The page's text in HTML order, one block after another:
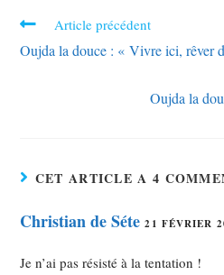
Article précédent
Oujda la douce : « Vivre ici, rêver
Oujda la
CET ARTICLE A 4
Christian de Séte 21 FÉVRIER
Je n’ai pas résisté à la tentation !